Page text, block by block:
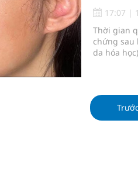
đến hy vọng mới trong phòng
Kết Tập Tiểu Cầu Và Chống
Dược Lý Và Cơ Chế Phân Tử
ngày 08/8/2026: Bắc Bộ nắng
17:07 |
Thời gian
chứng sau
da hóa